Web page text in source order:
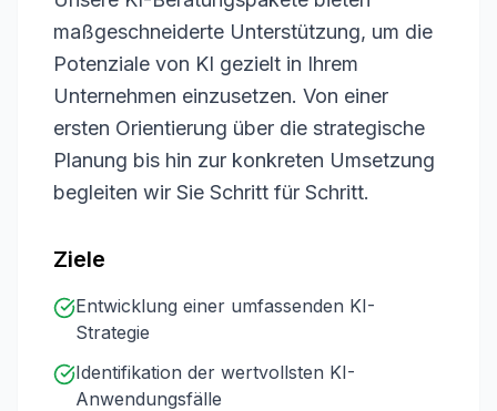
maßgeschneiderte Unterstützung, um die
Potenziale von KI gezielt in Ihrem
Unternehmen einzusetzen. Von einer
ersten Orientierung über die strategische
Planung bis hin zur konkreten Umsetzung
begleiten wir Sie Schritt für Schritt.
Ziele
Entwicklung einer umfassenden KI-
Strategie
Identifikation der wertvollsten KI-
Anwendungsfälle